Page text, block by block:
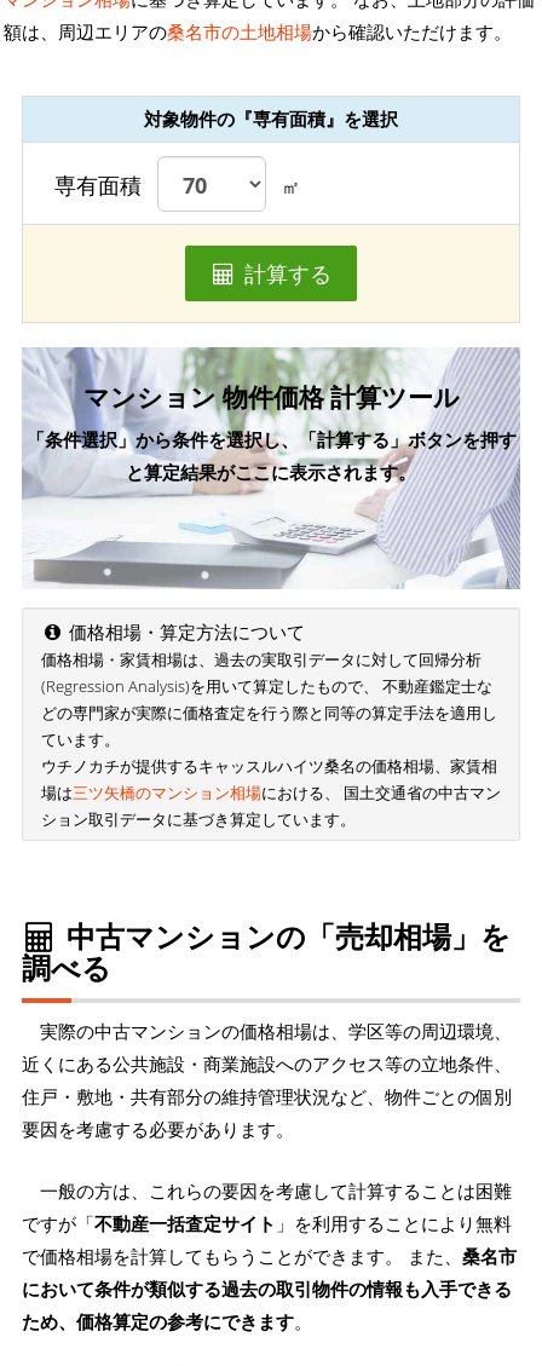
額は、周辺エリアの桑名市の土地相場から確認いただけます。
対象物件の『専有面積』を選択
専有面積 ㎡
計算する
マンション 物件価格 計算ツール
「条件選択」から条件を選択し、「計算する」ボタンを押す
と算定結果がここに表示されます。
価格相場・算定方法について
価格相場・家賃相場は、過去の実取引データに対して回帰分析
(Regression Analysis)を用いて算定したもので、 不動産鑑定士な
どの専門家が実際に価格査定を行う際と同等の算定手法を適用し
ています。
ウチノカチが提供するキャッスルハイツ桑名の価格相場、家賃相
場は三ツ矢橋のマンション相場における、 国土交通省の中古マン
ション取引データに基づき算定しています。
中古マンションの「売却相場」を
調べる
実際の中古マンションの価格相場は、学区等の周辺環境、
近くにある公共施設・商業施設へのアクセス等の立地条件、
住戸・敷地・共有部分の維持管理状況など、物件ごとの個別
要因を考慮する必要があります。
一般の方は、これらの要因を考慮して計算することは困難
ですが「不動産一括査定サイト 」を利用することにより無料
で価格相場を計算してもらうことができます。 また、 桑名市
において条件が類似する過去の取引物件の情報も入手できる
ため、価格算定の参考にできます。